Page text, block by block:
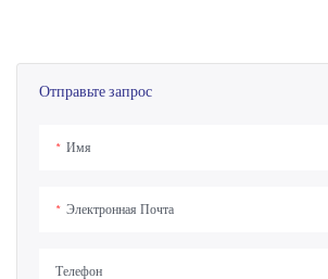
Отправьте запрос
Имя
Электронная Почта
Телефон